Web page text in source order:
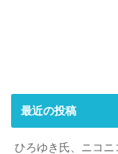
最近の投稿
ひろゆき氏、ニコ